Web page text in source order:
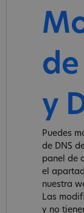
y
Puedes
de DNS
panel de
el
nuestra
Las
y no